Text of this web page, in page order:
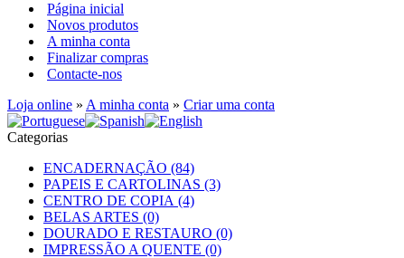
Página inicial
Novos produtos
A minha conta
Finalizar compras
Contacte-nos
Loja online » A minha conta » Criar uma conta
Categorias
ENCADERNAÇÃO (84)
PAPEIS E CARTOLINAS (3)
CENTRO DE COPIA (4)
BELAS ARTES (0)
DOURADO E RESTAURO (0)
IMPRESSÃO A QUENTE (0)